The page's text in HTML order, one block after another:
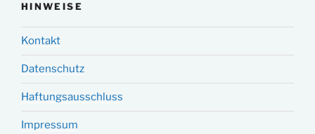
HINWEISE
Kontakt
Datenschutz
Haftungsausschluss
Impressum